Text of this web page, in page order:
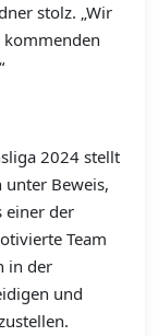
stolz. „Wir
kommenden
2024 stellt
unter Beweis,
einer der
Team
in der
und